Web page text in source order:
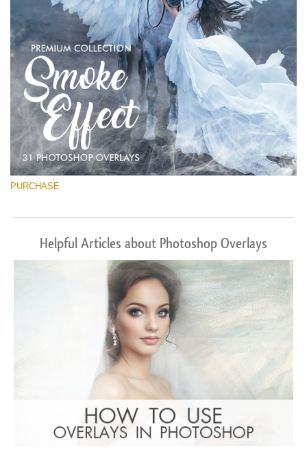
PURCHASE
Helpful Articles about Photoshop Overlays